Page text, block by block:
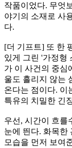
작품이었다. 무엇
야기의 소재로 사
다.
[더 기프트] 또 한
있게 그린 '가정형
가 이 사건의 중심
울도 흘리지 않는
온다는 점이다. 이
특유의 치밀한 긴
우선, 시간이 흐를
눈에 띈다. 화목한
모습을 먼저 보여